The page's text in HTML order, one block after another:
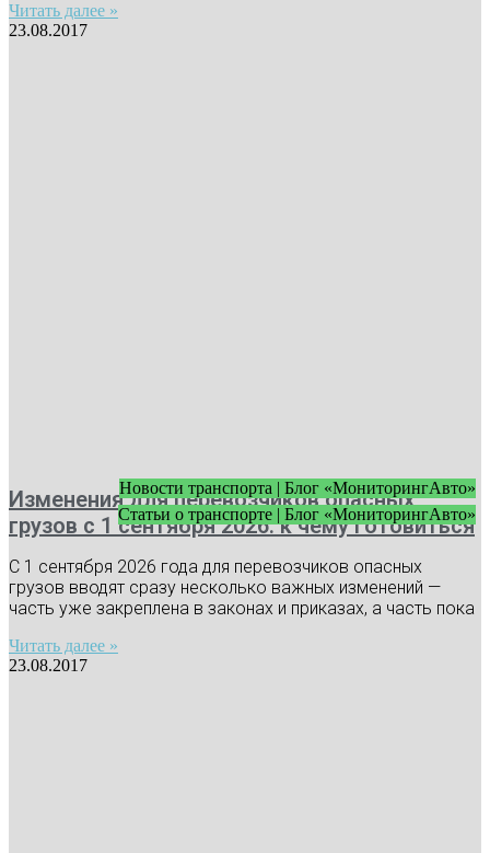
Читать далее »
23.08.2017
Новости транспорта | Блог «МониторингАвто»
Статьи о транспорте | Блог «МониторингАвто»
Изменения для перевозчиков опасных
грузов с 1 сентября 2026: к чему готовиться
С 1 сентября 2026 года для перевозчиков опасных
грузов вводят сразу несколько важных изменений —
часть уже закреплена в законах и приказах, а часть пока
Читать далее »
23.08.2017